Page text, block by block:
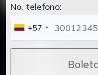
No. telefono:
+57